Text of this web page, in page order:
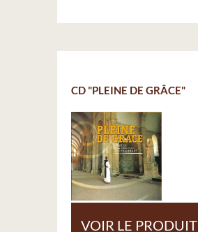
CD "PLEINE DE GRÂCE"
VOIR LE PRODUIT